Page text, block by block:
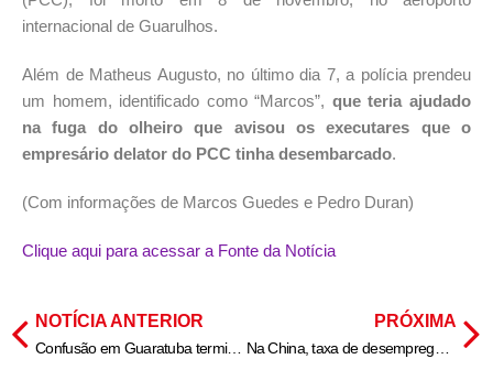
internacional de Guarulhos.
Além de Matheus Augusto, no último dia 7, a polícia prendeu
um homem, identificado como “Marcos”, que teria ajudado
na fuga do olheiro que avisou os executares que o
empresário delator do PCC tinha desembarcado.
(Com informações de Marcos Guedes e Pedro Duran)
Clique aqui para acessar a Fonte da Notícia
NOTÍCIA ANTERIOR
Confusão em Guaratuba termina com homem ferido por estilete e dois presos
PRÓXIMA